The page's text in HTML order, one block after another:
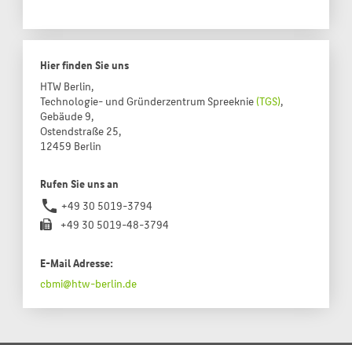
Hier finden Sie uns
HTW Berlin,
Technologie- und Gründerzentrum Spreeknie(TGS),
Gebäude 9,
Ostendstraße 25,
12459 Berlin
Rufen Sie uns an
phone +49 30 5019-3794
+49 30 5019-48-3794
E-Mail Adresse:
cbmi@htw-berlin.de